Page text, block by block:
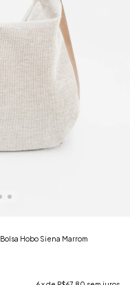
Bolsa Hobo Siena Marrom